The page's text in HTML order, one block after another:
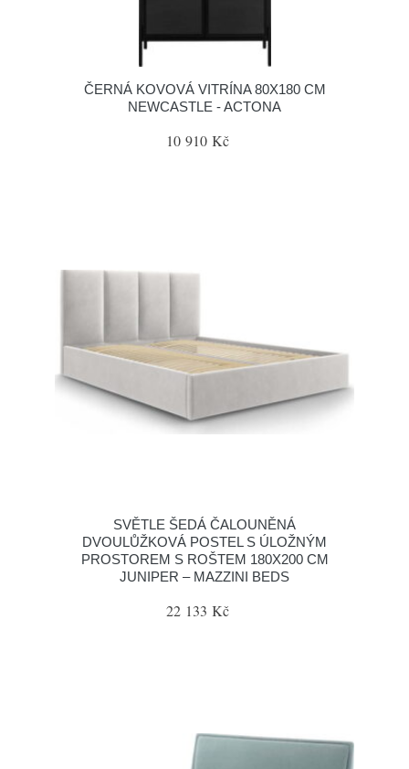
ČERNÁ KOVOVÁ VITRÍNA 80X180 CM
NEWCASTLE - ACTONA
10 910 Kč
SVĚTLE ŠEDÁ ČALOUNĚNÁ
DVOULŮŽKOVÁ POSTEL S ÚLOŽNÝM
PROSTOREM S ROŠTEM 180X200 CM
JUNIPER – MAZZINI BEDS
22 133 Kč